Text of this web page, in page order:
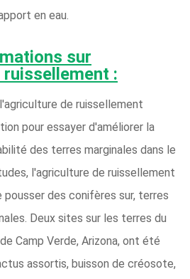
en eau.
sur
ruissellement :
de ruissellement
pour essayer d'améliorer la
des terres marginales dans le
l'agriculture de ruissellement
des conifères sur, terres
Deux sites sur les terres du
Camp Verde, Arizona, ont été
assortis, buisson de créosote,